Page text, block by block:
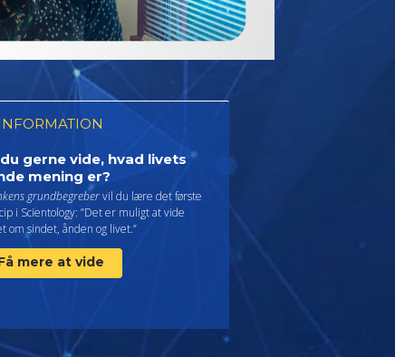
gerne vide, hvad livets
mening er?
grundbegrebervil du lære det første
i Scientology: ”Det er muligt at vide
om sindet, ånden og livet.”
mere at vide